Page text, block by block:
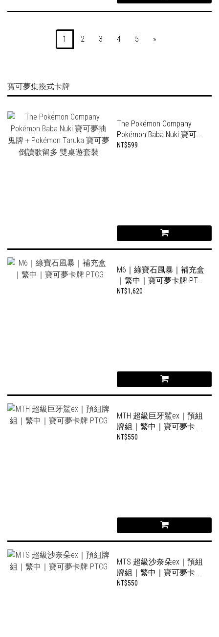
1 2 3 4 5 »
寶可夢集換式卡牌
The Pokémon Company
Pokémon Baba Nuki 寶可...
NT$599
M6｜綠寶石風暴｜補充盒
｜繁中｜寶可夢卡牌 PT...
NT$1,620
MTH 超級巨牙鯊ex｜預組
牌組｜繁中｜寶可夢卡...
NT$550
MTS 超級沙奈朵ex｜預組
牌組｜繁中｜寶可夢卡...
NT$550